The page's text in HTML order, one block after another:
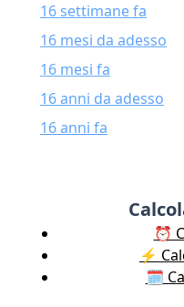
16 settimane fa
16 mesi da adesso
16 mesi fa
16 anni da adesso
16 anni fa
⏰
⚡️
🗓️